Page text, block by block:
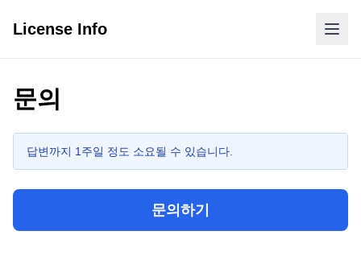
License Info
문의
답변까지 1주일 정도 소요될 수 있습니다.
문의하기